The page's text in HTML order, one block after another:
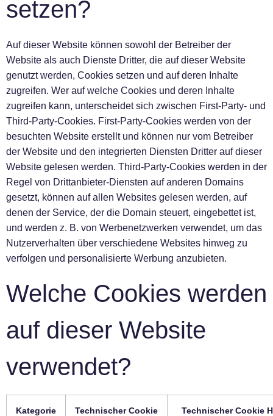
setzen?
Auf dieser Website können sowohl der Betreiber der
Website als auch Dienste Dritter, die auf dieser Website
genutzt werden, Cookies setzen und auf deren Inhalte
zugreifen. Wer auf welche Cookies und deren Inhalte
zugreifen kann, unterscheidet sich zwischen First-Party- und
Third-Party-Cookies. First-Party-Cookies werden von der
besuchten Website erstellt und können nur vom Betreiber
der Website und den integrierten Diensten Dritter auf dieser
Website gelesen werden. Third-Party-Cookies werden in der
Regel von Drittanbieter-Diensten auf anderen Domains
gesetzt, können auf allen Websites gelesen werden, auf
denen der Service, der die Domain steuert, eingebettet ist,
und werden z. B. von Werbenetzwerken verwendet, um das
Nutzerverhalten über verschiedene Websites hinweg zu
verfolgen und personalisierte Werbung anzubieten.
Welche Cookies werden
auf dieser Website
verwendet?
Kategorie
Technischer Cookie
Technischer Cookie